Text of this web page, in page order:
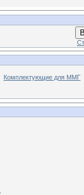
Комплектующие для ММГ